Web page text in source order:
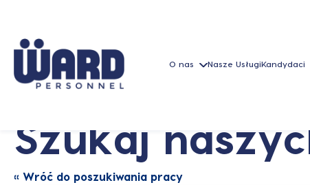
O nas Nasze UsługiKandydaci
Szukaj
« Wróć do poszukiwania pracy